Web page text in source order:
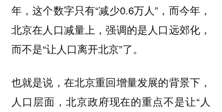
年，这个数字只有“减少0.6万人”，而今年，
北京在人口减量上，强调的是人口远郊化，
而不是“让人口离开北京”了。
也就是说，在北京重回增量发展的背景下，
人口层面，北京政府现在的重点不是让“人